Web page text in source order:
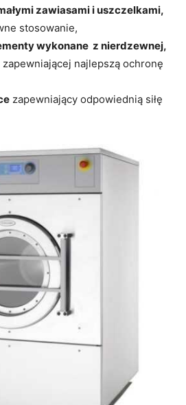
zawiasami i uszczelkami,
stosowanie,
wykonane z nierdzewnej,
najlepszą ochronę
zapewniający odpowiednią siłę